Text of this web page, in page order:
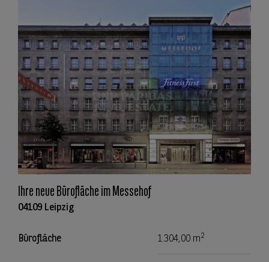
Ihre neue Bürofläche im Messehof
04109 Leipzig
Bürofläche 1.304,00 m2